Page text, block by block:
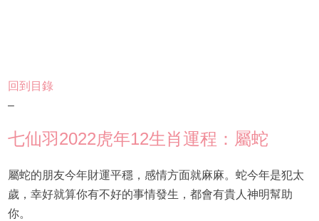
回到目錄
–
七仙羽2022虎年12生肖運程：屬蛇
屬蛇的朋友今年財運平穩，感情方面就麻麻。蛇今年是犯太
歲，幸好就算你有不好的事情發生，都會有貴人神明幫助
你。